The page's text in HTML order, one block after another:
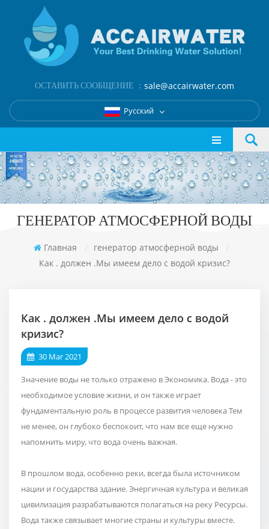
ОСТАВИТЬ СООБЩЕНИЕ ： sale@accairwater.com
Русский
ГЕНЕРАТОР АТМОСФЕРНОЙ ВОДЫ
Главная / генератор атмосферной воды
/
Как . должен .Мы имеем дело с водой кризис?
Как . должен .Мы имеем дело с водой
кризис?
30 Mar 2021
Значение воды не только отражено в Экономика. Вода - это
необходимое условие жизни, и он также играет
фундаментальную роль в процессе развития человека Тем
не менее, он глубоко беспокоит, что нам все еще нужно
напомнить миру, что вода очень важная.
В прошлом вода, особенно реки, всегда была источником
нации и государства здание. Энергичная культура и великая
цивилизация разрабатываются полагаться на реку Ресурсы.
Вода также связывает многие страны и культуры вместе.